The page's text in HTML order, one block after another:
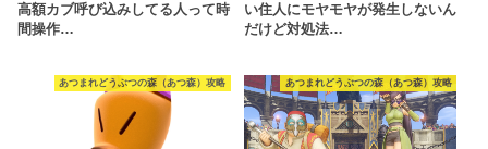
高額カブ呼び込みしてる人って時
間操作…
い住人にモヤモヤが発生しないん
だけど対処法…
あつまれどうぶつの森（あつ森）攻略 あつまれどうぶつの森（あつ森）攻略